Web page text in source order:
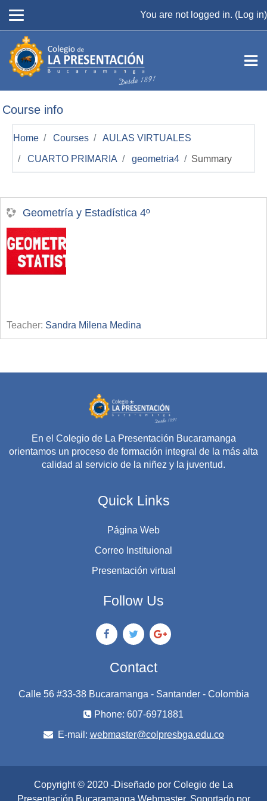
You are not logged in. (Log in)
Course info
Home Courses AULAS VIRTUALES
CUARTO PRIMARIA geometria4 Summary
Geometría y Estadística 4º
Teacher: Sandra Milena Medina
En el Colegio de La Presentación Bucaramanga
orientamos un proceso de formación integral de la más alta
calidad al servicio de la niñez y la juventud.
Quick Links
Página Web
Correo Instituional
Presentación virtual
Follow Us
Contact
Calle 56 #33-38 Bucaramanga - Santander - Colombia
Phone: 607-6971881
E-mail: webmaster@colpresbga.edu.co
Copyright © 2020 -Diseñado por Colegio de La
Presentación Bucaramanga Webmaster. Soportado por